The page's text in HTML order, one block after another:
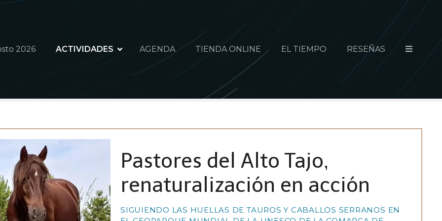
2026 ACTIVIDADES AGENDA TIENDA ONLINE EL TIEMPO RESEÑAS
Pastores del Alto Tajo,
renaturalización en acción
SIGUIENDO LAS HUELLAS DE TAUROS Y CABALLOS SERRANOS EN